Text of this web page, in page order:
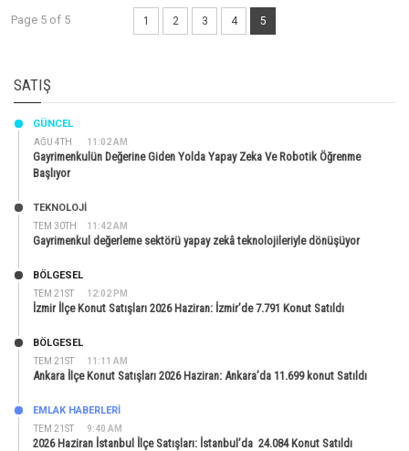
Page 5 of 5 1 2 3 4 5
SATIŞ
AĞU 4TH 11:02 AM
GÜNCEL
Gayrimenkulün Değerine Giden Yolda Yapay Zeka Ve Robotik Öğrenme
Başlıyor
TEM 30TH 11:42 AM
TEKNOLOJİ
Gayrimenkul değerleme sektörü yapay zekâ teknolojileriyle dönüşüyor
TEM 21ST 12:02 PM
BÖLGESEL
İzmir İlçe Konut Satışları 2026 Haziran: İzmir’de 7.791 Konut Satıldı
TEM 21ST 11:11 AM
BÖLGESEL
Ankara İlçe Konut Satışları 2026 Haziran: Ankara’da 11.699 konut Satıldı
TEM 21ST 9:40 AM
EMLAK HABERLERI
2026 Haziran İstanbul İlçe Satışları: İstanbul’da 24.084 Konut Satıldı